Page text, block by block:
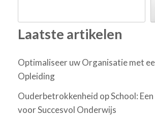
Laatste artikelen
Optimaliseer uw Organisatie met
Opleiding
Ouderbetrokkenheid op School:
voor Succesvol Onderwijs